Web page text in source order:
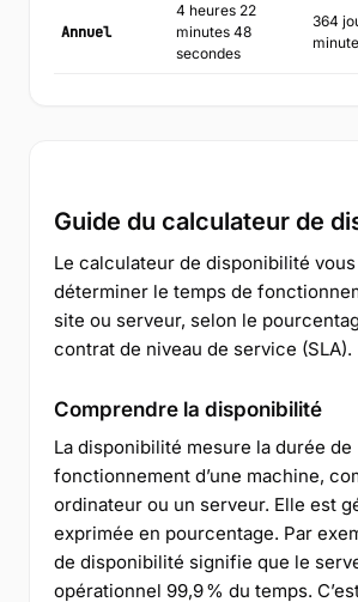
Annuel
4 heures 22
minutes 48
secondes
364
Guide du calculateur de
Le calculateur de disponibilité vous
déterminer le temps de
site ou serveur, selon le
contrat de niveau de service (SLA).
Comprendre la disponibilité
La disponibilité mesure la durée de
fonctionnement d’une machine,
ordinateur ou un serveur. Elle est
exprimée en pourcentage. Par
de disponibilité signifie que le
opérationnel 99,9 % du temps.